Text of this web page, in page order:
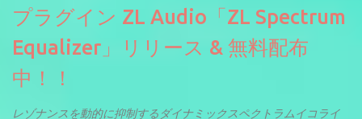
プラグイン ZL Audio「ZL Spectrum
Equalizer」リリース & 無料配布
中！！
レゾナンスを動的に抑制するダイナミックスペクトラムイコライ